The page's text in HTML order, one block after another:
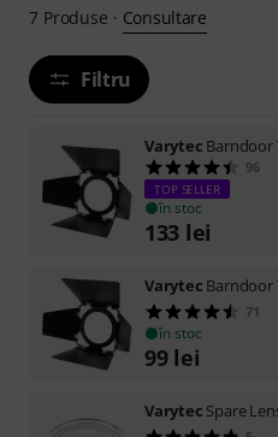
7 Produse · Consultare
Filtru
Varytec Barndoor
96
TOP SELLER
în stoc
133 lei
Varytec Barndoor
71
în stoc
99 lei
Varytec Spare